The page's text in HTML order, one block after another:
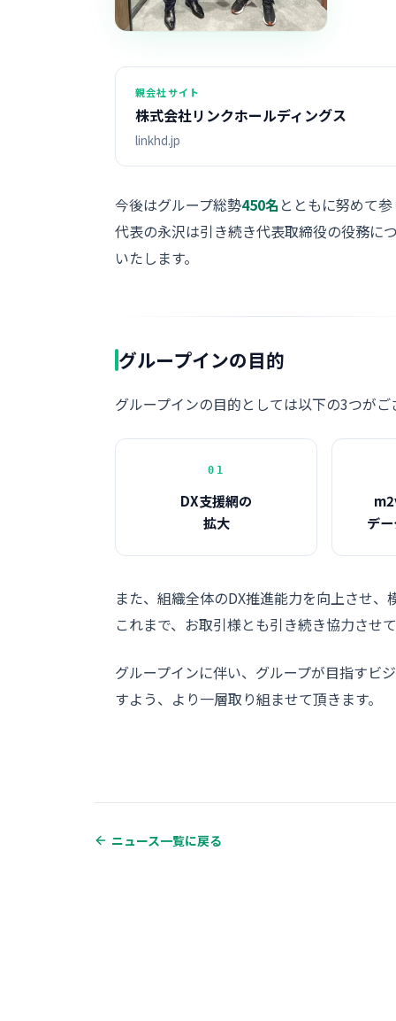
親会社サイト
株式会社リンクホールディングス
linkhd.jp
今後はグループ総勢450名とともに努めて
代表の永沢は引き続き代表取締役の役務に
いたします。
グループインの目的
グループインの目的としては以下の3つがご
01
DX支援網の
拡大
デ
また、組織全体のDX推進能力を向上させ
これまで、お取引様とも引き続き協力させ
グループインに伴い、グループが目指すビ
すよう、より一層取り組ませて頂きます。
ニュース一覧に戻る